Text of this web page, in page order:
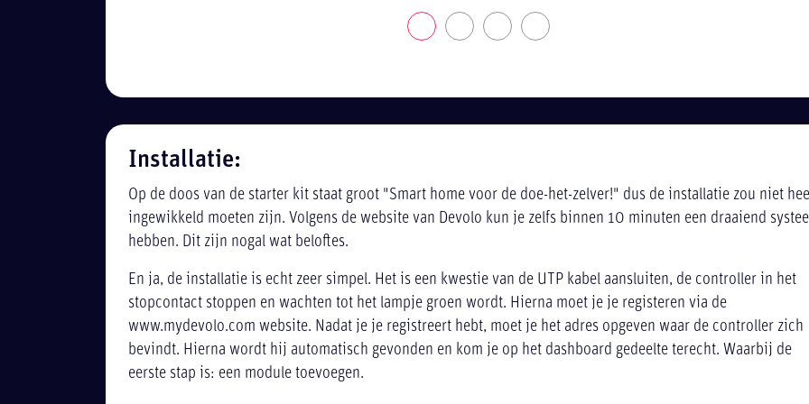
Installatie:
Op de doos van de starter kit staat groot "Smart home voor de doe-het-zelver!" dus de installatie zou niet
ingewikkeld moeten zijn. Volgens de website van Devolo kun je zelfs binnen 10 minuten een draaiend
hebben. Dit zijn nogal wat beloftes.
En ja, de installatie is echt zeer simpel. Het is een kwestie van de UTP kabel aansluiten, de controller in het
stopcontact stoppen en wachten tot het lampje groen wordt. Hierna moet je je registeren via de
www.mydevolo.com website. Nadat je je registreert hebt, moet je het adres opgeven waar de controller zich
bevindt. Hierna wordt hij automatisch gevonden en kom je op het dashboard gedeelte terecht. Waarbij de
eerste stap is: een module toevoegen.